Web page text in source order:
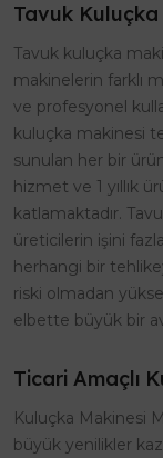
Tavuk Kuluçka
Tavuk kuluçka
makinelerin farklı
ve profesyonel
kuluçka makinesi
sunulan her bir
hizmet ve 1 yıllık
katlamaktadır.
üreticilerin işini
herhangi bir
riski olmadan
elbette büyük bir
Ticari Amaçlı
Kuluçka Makinesi
büyük yenilikler